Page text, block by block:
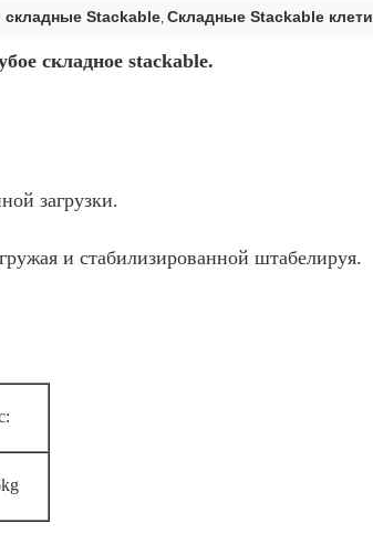
складные Stackable, Складные Stackable клети
складное stackable.
загрузки.
и стабилизированной штабелируя.